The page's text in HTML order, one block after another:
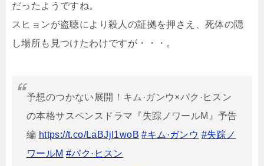
だったようですね。
スヒョンが盗聴により殺人の証拠を押さえ、死体の隠
し場所も見つけたわけですが・・・。
予想のつかない展開！キム·ガンウ×パク·ヒスン
の本格サスペンスドラマ『失踪ノワールM』予告
編 https://t.co/LaBJjI1woB #キム·ガンウ #失踪ノ
ワールM #パク·ヒスン